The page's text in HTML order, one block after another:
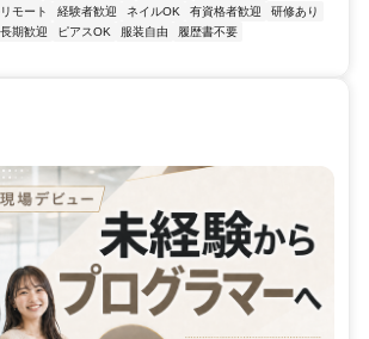
モート 経験者歓迎 ネイルOK 有資格者歓迎
研修あり
長期歓迎 ピアスOK 服装自由
履歴書不要